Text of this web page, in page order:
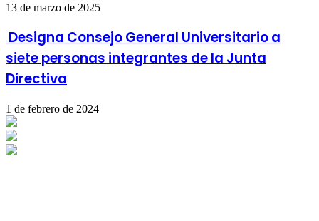
13 de marzo de 2025
Designa Consejo General Universitario a
siete personas integrantes de la Junta
Directiva
1 de febrero de 2024